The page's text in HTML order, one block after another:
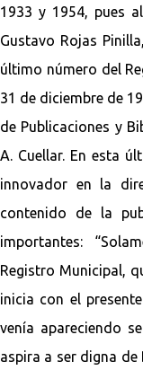
1933 y 1954, pues
Gustavo Rojas
último número del
31 de diciembre de
de Publicaciones y
A. Cuellar. En esta
innovador en la
contenido de la
importantes:
Registro Municipal,
inicia con el
venía apareciendo
aspira a ser digna